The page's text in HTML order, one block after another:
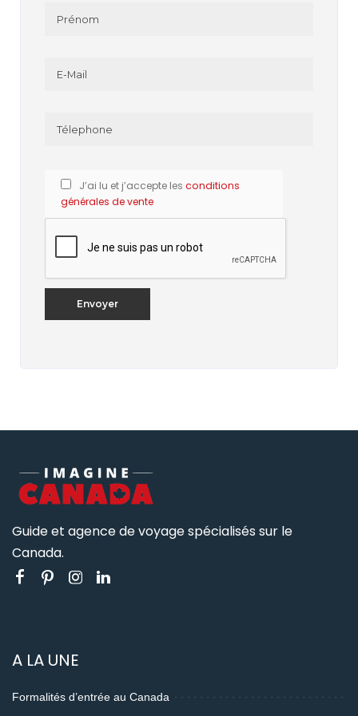
J’ai lu et j’accepte les conditions
générales de vente
Guide et agence de voyage spécialisés sur le
Canada.
A LA UNE
Formalités d’entrée au Canada